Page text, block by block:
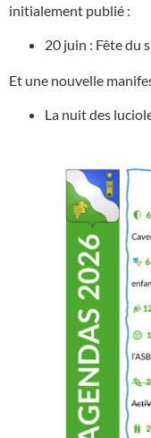
initialement publié :
20 juin : Fête du
Et une nouvelle
La nuit des